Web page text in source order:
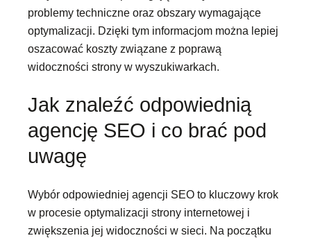
problemy techniczne oraz obszary wymagające
optymalizacji. Dzięki tym informacjom można lepiej
oszacować koszty związane z poprawą
widoczności strony w wyszukiwarkach.
Jak znaleźć odpowiednią
agencję SEO i co brać pod
uwagę
Wybór odpowiedniej agencji SEO to kluczowy krok
w procesie optymalizacji strony internetowej i
zwiększenia jej widoczności w sieci. Na początku